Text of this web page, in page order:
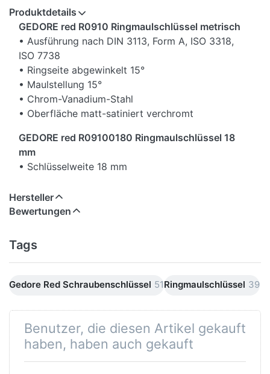
Produktdetails
GEDORE red R0910 Ringmaulschlüssel metrisch
• Ausführung nach DIN 3113, Form A, ISO 3318,
ISO 7738
• Ringseite abgewinkelt 15°
• Maulstellung 15°
• Chrom-Vanadium-Stahl
• Oberfläche matt-satiniert verchromt
GEDORE red R09100180 Ringmaulschlüssel 18
mm
• Schlüsselweite 18 mm
• Kopfhöhe (2) 11,0 mm
• Kopfbreite (a1) 39,9 mm
• Gewicht 0,160 kg
Hersteller
Bewertungen
Tags
Gedore Red Schraubenschlüssel 51Ringmaulschlüssel 39
Benutzer, die diesen Artikel gekauft
haben, haben auch gekauft